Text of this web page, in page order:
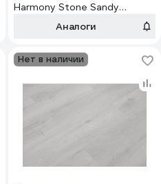
Harmony Stone Sandy
Аналоги
Нет в наличии